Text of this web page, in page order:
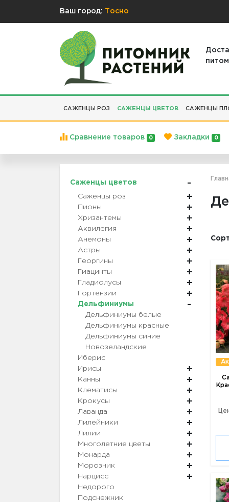
Ваш город: Тосно
САЖЕНЦЫ РОЗ САЖЕНЦЫ ЦВЕТОВ САЖЕНЦЫ
Сравнение товаров 0 Закладки 0
Саженцы цветов
Саженцы роз
Пионы
Хризантемы
Аквилегия
Анемоны
Астры
Георгины
Гиацинты
Гладиолусы
Гортензии
Дельфиниумы
Дельфиниумы белые
Дельфиниумы красные
Дельфиниумы синие
Новозеландские
Иберис
Ирисы
Канны
Клематисы
Крокусы
Лаванда
Лилейники
Лилии
Многолетние цветы
Монарда
Морозник
Нарцисс
Недорого
Подснежник